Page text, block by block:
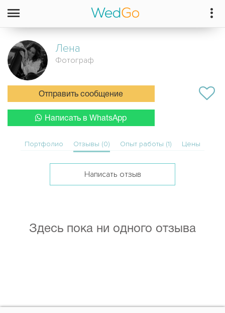
Лена
Фотограф
Отправить сообщение
Написать в WhatsApp
Портфолио Отзывы (0) Опыт работы (1) Цены
Написать отзыв
Здесь пока ни одного отзыва